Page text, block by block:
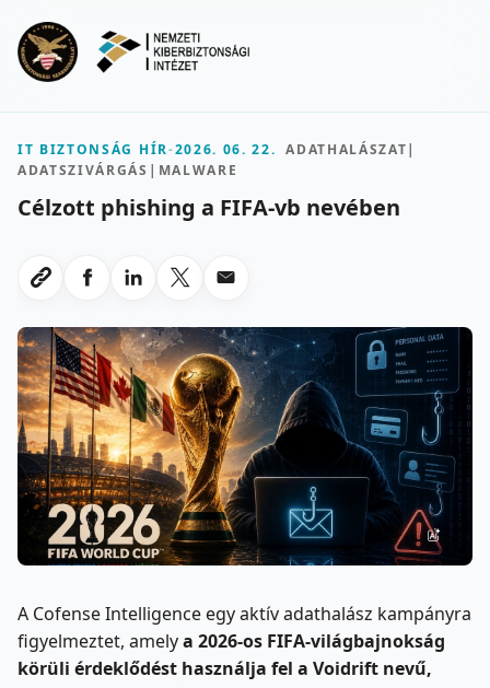
IT BIZTONSÁG HÍR-2026. 06. 22. ADATHALÁSZAT|
ADATSZIVÁRGÁS | MALWARE
Célzott phishing a FIFA-vb nevében
Link masolasa
Megosztas Facebookon
Megosztas LinkedInen
Megosztas X-en
Megosztas emailben
A Cofense Intelligence egy aktív adathalász kampányra
figyelmeztet, amelya 2026-os FIFA-világbajnokság
körüli érdeklődést használja fel a Voidrift nevű,